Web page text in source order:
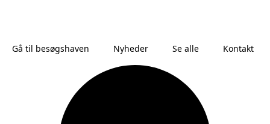
Gå til besøgshaven Nyheder Se alle Kontakt